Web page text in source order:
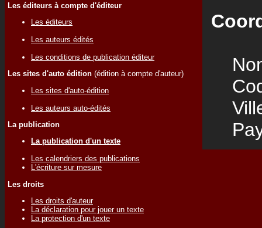
Les éditeurs à compte d'éditeur
Les éditeurs
Les auteurs édités
Les conditions de publication éditeur
Les sites d'auto édition (édition à compte d'auteur)
Les sites d'auto-édition
Les auteurs auto-édités
La publication
La publication d'un texte
Les calendriers des publications
L'écriture sur mesure
Les droits
Les droits d'auteur
La déclaration pour jouer un texte
La protection d'un texte